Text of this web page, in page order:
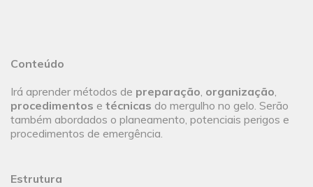
Conteúdo
Irá aprender métodos de preparação, organização,
procedimentos e técnicas do mergulho no gelo. Serão
também abordados o planeamento, potenciais perigos e
procedimentos de emergência.
Estrutura